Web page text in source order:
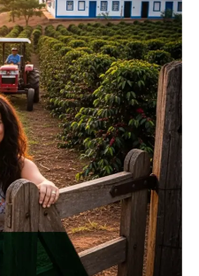
o
poder
rurais